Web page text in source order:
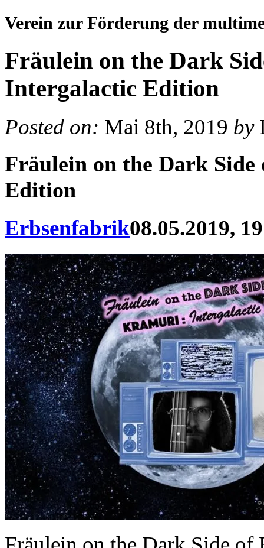
Verein zur Förderung der
Fräulein on the Dark
Intergalactic Edition
Posted on: Mai 8th, 2019 by
Fräulein on the Dark
Edition
Erbsenfabrik08.05.2019,